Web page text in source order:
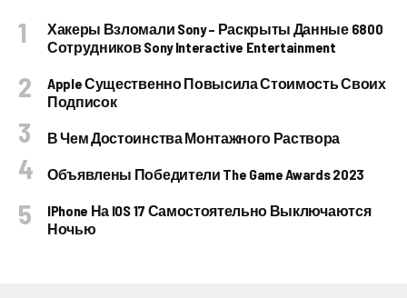
Хакеры Взломали Sony – Раскрыты Данные 6800
Сотрудников Sony Interactive Entertainment
Apple Существенно Повысила Стоимость Своих
Подписок
В Чем Достоинства Монтажного Раствора
Объявлены Победители The Game Awards 2023
IPhone На IOS 17 Самостоятельно Выключаются
Ночью